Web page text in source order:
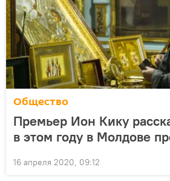
Общество
Премьер Ион Кику
в этом году в Молдове
16 апреля 2020, 09:12